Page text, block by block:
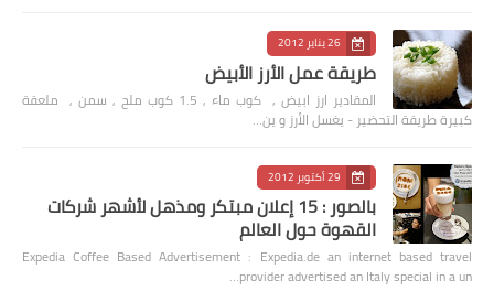
26 يناير 2012
طريقة عمل الأرز الأبيض
المقادير ارز ابيض , كوب ماء , 1.5 كوب ملح , سمن , ملعقة
كبيرة طريقة التحضير - يغسل الأرز و ين…
29 أكتوبر 2012
بالصور : 15 إعلان مبتكر ومذهل لأشهر شركات
القهوة حول العالم
Expedia Coffee Based Advertisement : Expedia.de an internet based travel
provider advertised an Italy special in a un…